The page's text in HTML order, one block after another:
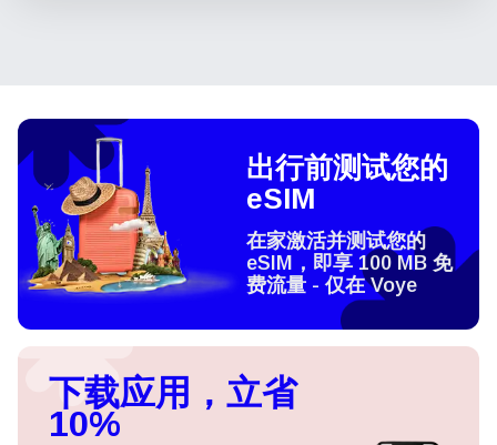
出行前测试您的
eSIM
在家激活并测试您的
eSIM，即享 100 MB 免
费流量 - 仅在 Voye
下载应用，立省
10%